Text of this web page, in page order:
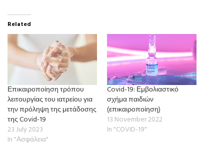
Related
Επικαιροποίηση τρόπου
λειτουργίας του ιατρείου για
την πρόληψη της μετάδοσης
της Covid-19
23 July 2023
In "Ασφάλεια"
Covid-19: Εμβολιαστικό
σχήμα παιδιών
(επικαιροποίηση)
13 November 2022
In "COVID-19"